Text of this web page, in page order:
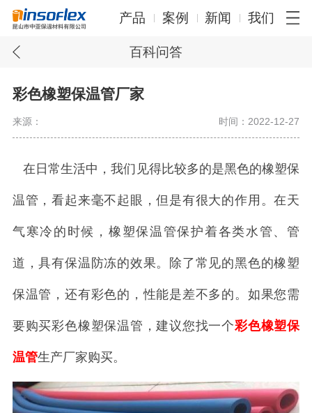
产品 案例 新闻 我们
百科问答
彩色橡塑保温管厂家
来源： 时间：2022-12-27
在日常生活中，我们见得比较多的是黑色的橡塑保
温管，看起来毫不起眼，但是有很大的作用。在天
气寒冷的时候，橡塑保温管保护着各类水管、管
道，具有保温防冻的效果。除了常见的黑色的橡塑
保温管，还有彩色的，性能是差不多的。如果您需
要购买彩色橡塑保温管，建议您找一个彩色橡塑保
温管生产厂家购买。